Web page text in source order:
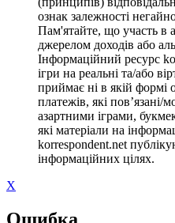
ознак залежності
Пам'ятайте, що участь в
джерелом доходів або
Інформаційний ресурс
ігри на реальні та/або
приймає ні в якій формі
платежів, які пов’язані/
азартними іграми,
які матеріали на
korrespondent.net
інформаційних цілях.
X